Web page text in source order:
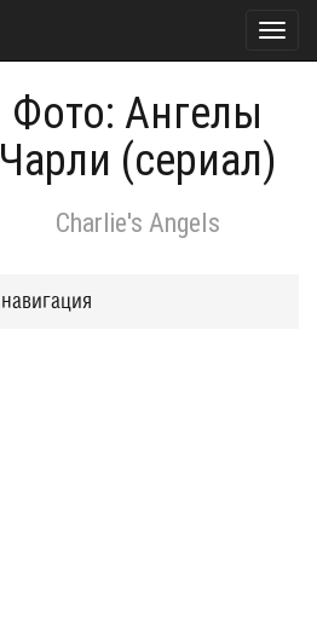
Фото: Ангелы
Чарли (сериал)
Charlie's Angels
навигация